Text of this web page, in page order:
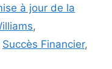
à jour de la
,
Succès Financier,